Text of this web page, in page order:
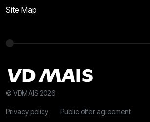
Site Map
© VDMAIS 2026
Privacy policy Public offer agreement